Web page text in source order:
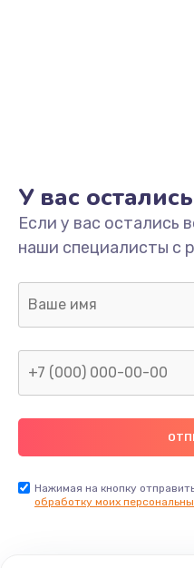
У вас
Если у вас остались
наши специалисты с
Нажимая на кнопку
обработку моих